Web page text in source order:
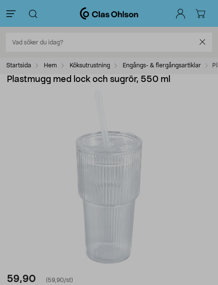
Startsida Hem Köksutrustning Engångs- & flergångsartiklar
Plastmugg med lock och sugrör, 550 ml
59,90
(59,90/st)